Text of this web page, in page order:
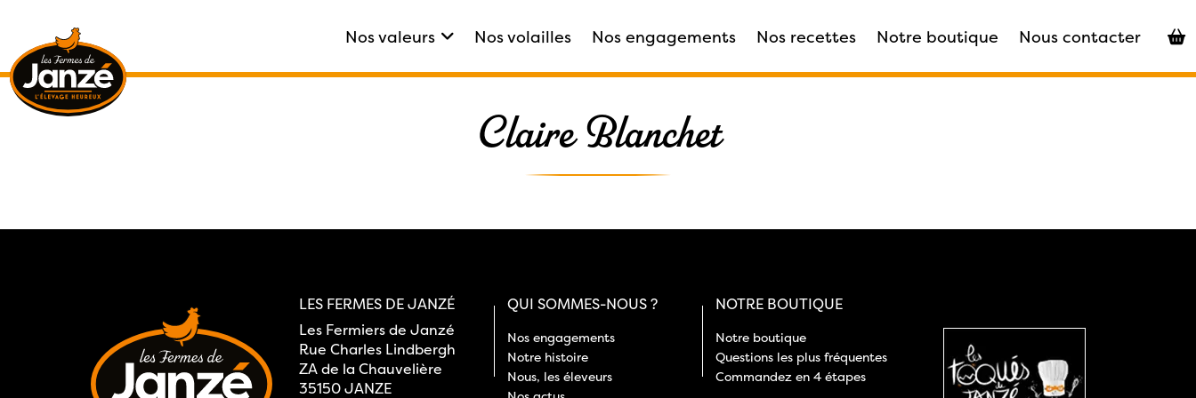
Nos valeurs Nos volailles Nos engagements Nos recettes Notre boutique Nous contacter
Accueil
Claire Blanchet
LES FERMES DE JANZÉ
Les Fermiers de Janzé
Rue Charles Lindbergh
ZA de la Chauvelière
35150 JANZE
QUI SOMMES-NOUS ?
Nos engagements
Notre histoire
Nous, les éleveurs
NOTRE BOUTIQUE
Notre boutique
Questions les plus fréquentes
Commandez en 4 étapes